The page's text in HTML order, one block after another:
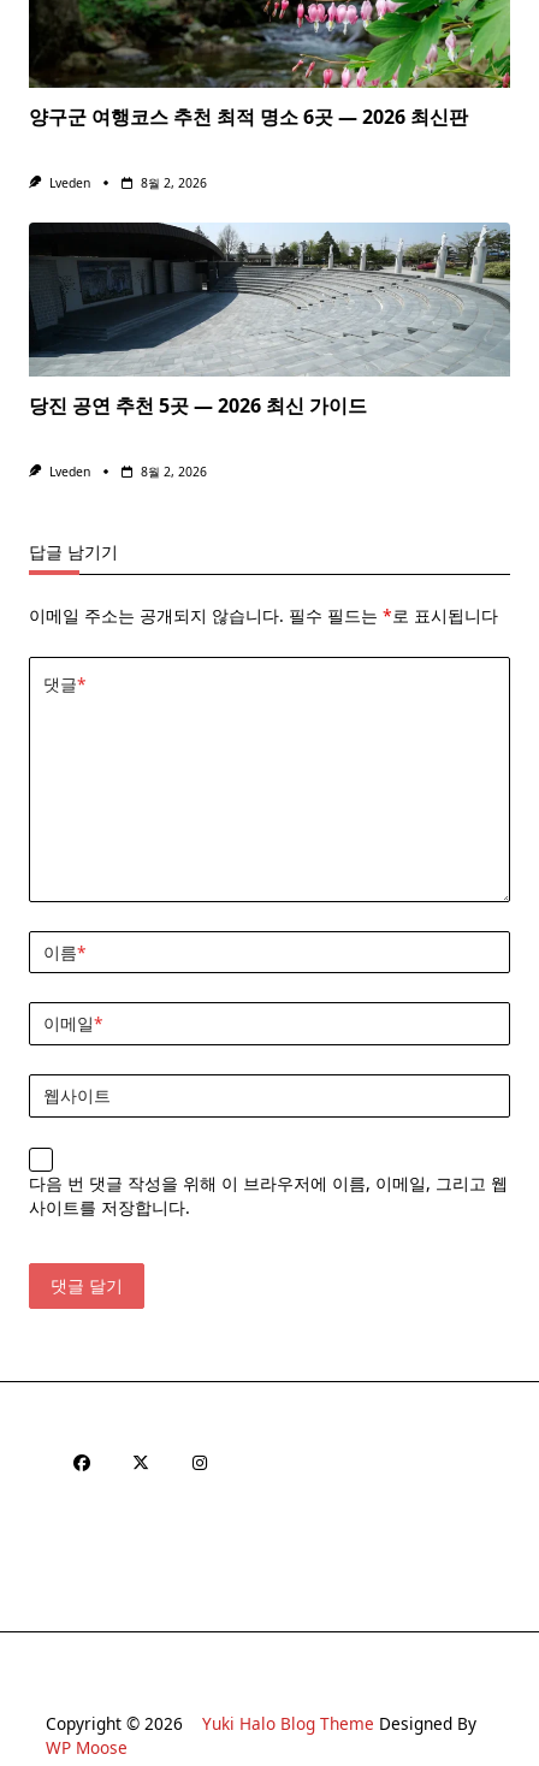
양구군 여행코스 추천 최적 명소 6곳 — 2026 최신판
Lveden 8월 2, 2026
당진 공연 추천 5곳 — 2026 최신 가이드
Lveden 8월 2, 2026
답글 남기기
이메일 주소는 공개되지 않습니다. 필수 필드는 *로 표시됩니다
댓글*
이름*
이메일*
웹사이트
다음 번 댓글 작성을 위해 이 브라우저에 이름, 이메일, 그리고 웹
사이트를 저장합니다.
Copyright © 2026 Yuki Halo Blog Theme Designed By
WP Moose